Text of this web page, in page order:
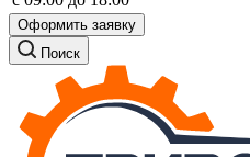
Оформить заявку
Поиск